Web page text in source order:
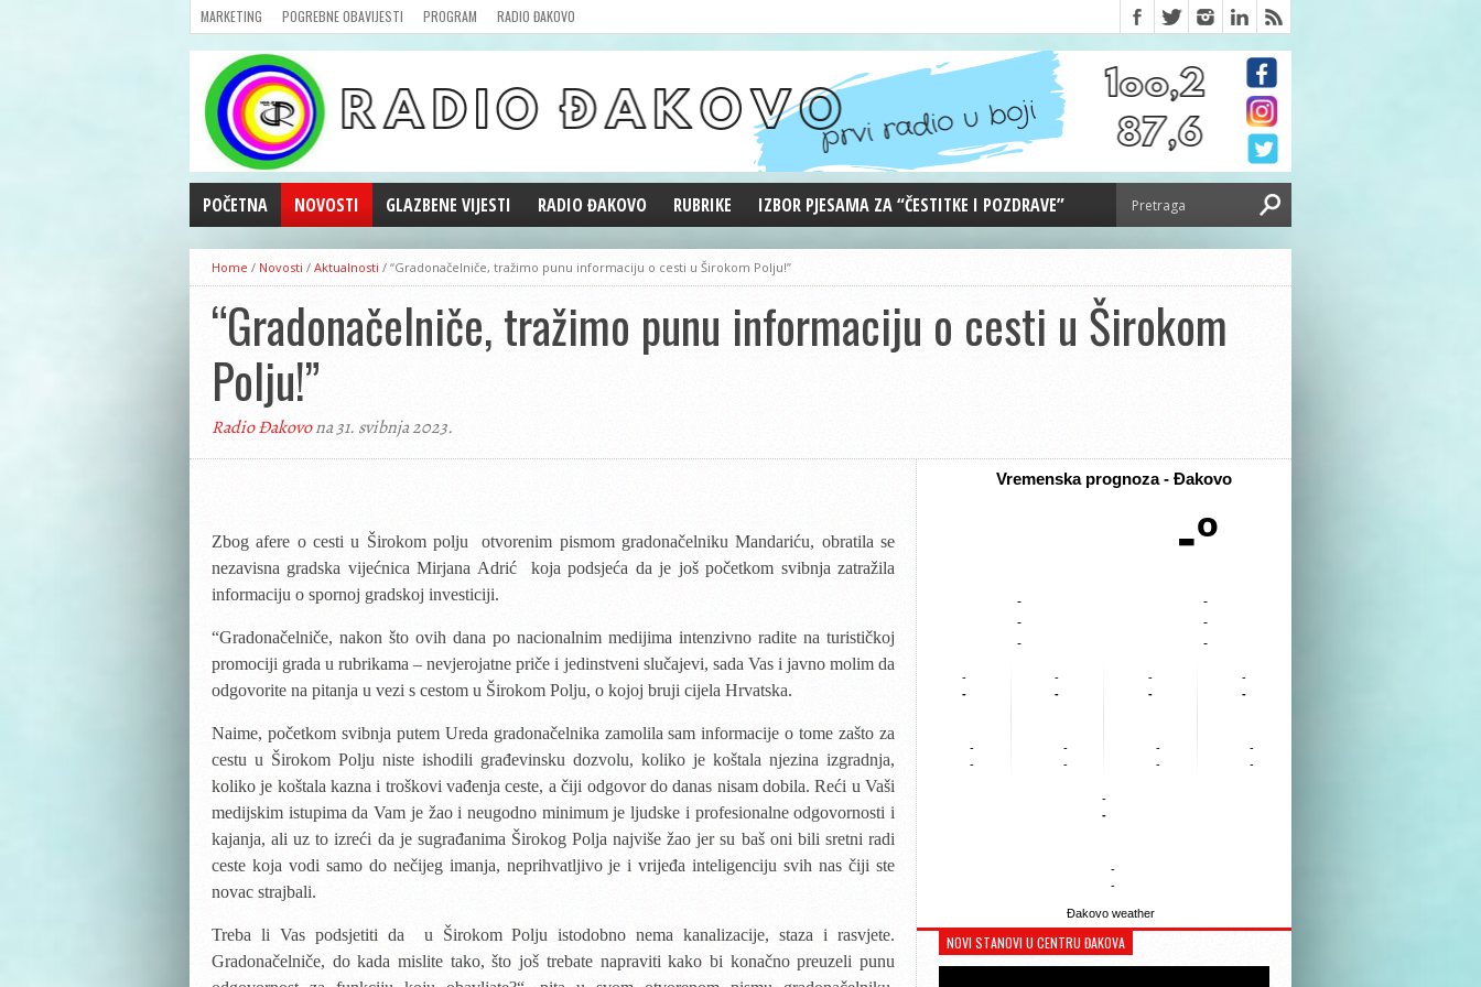
MARKETING POGREBNE OBAVIJESTI PROGRAM RADIO ĐAKOVO
POČETNA NOVOSTI
AKTUALNOSTI
CRNA KRONIKA
POLITIKA
ZANIMLJIVOSTI
GOSPODARSTVO
KULTURA
ŠPORT
GLAZBENE VIJESTI RADIO ĐAKOVO
MARKETING
RUBRIKE
REPRIZE EMISIJA
DOBRE VIBRACIJE
ĐAKOVO GRADE
WEB ANKETA
IZBOR PJESAMA ZA “ČESTITKE I POZDRAVE”
Home / Novosti / Aktualnosti / “Gradonačelniče, tražimo punu informaciju o cesti u Širokom Polju!”
“Gradonačelniče, tražimo punu informaciju o cesti u Širokom
Polju!”
Radio Đakovona 31. svibnja 2023.
Zbog afere o cesti u Širokom polju otvorenim pismom gradonačelniku Mandariću, obratila se
nezavisna gradska vijećnica Mirjana Adrić koja podsjeća da je još početkom svibnja zatražila
informaciju o spornoj gradskoj investiciji.
“Gradonačelniče, nakon što ovih dana po nacionalnim medijima intenzivno radite na turističkoj
promociji gradau rubrikama – nevjerojatne priče i jedinstveni slučajevi, sada Vas i javno molim da
odgovorite na pitanja u vezi s cestom u Širokom Polju, o kojoj bruji cijela Hrvatska.
Naime, početkom svibnja putem Ureda gradonačelnika zamolila sam informacije o tome zašto za
cestu u Širokom Polju niste ishodili građevinsku dozvolu, koliko je koštala njezina izgradnja,
kolikoje koštala kazna i troškovi vađenja ceste, a čiji odgovor do danas nisam dobila.Reći u Vaši
medijskim istupima da Vam je žao i neugodno minimum je ljudske i profesionalneodgovornosti i
kajanja, ali uz to izreći da je sugrađanima Širokog Polja najviše žao jer su baš oni bili sretni radi
ceste koja vodi samo do nečijeg imanja, neprihvatljivo je i vrijeđa inteligenciju svihnas čiji ste
novac strajbali.
Treba li Vas podsjetiti da u Širokom Polju istodobno nema kanalizacije, staza i rasvjete.
Gradonačelniče, do kada mislite tako, što još trebate napraviti kako bi konačno preuzeli punu
Vremenska prognoza - Đakovo
-º
-
-
-
-
-
-
-
-
-
-
-
-
-
-
-
-
-
-
-
-
-
-
-
-
-
-
Đakovo weather
NOVI STANOVI U CENTRU ĐAKOVA